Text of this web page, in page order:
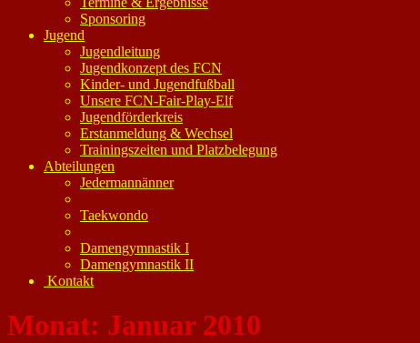
Sponsoring
Jugend
Jugendleitung
Jugendkonzept des FCN
Kinder- und Jugendfußball
Unsere FCN-Fair-Play-Elf
Jugendförderkreis
Erstanmeldung & Wechsel
Trainingszeiten und Platzbelegung
Abteilungen
Jedermannänner
Taekwondo
Damengymnastik I
Damengymnastik II
Kontakt
Monat: Januar 2010